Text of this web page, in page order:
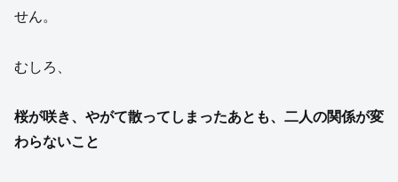
せん。
むしろ、
桜が咲き、やがて散ってしまったあとも、二人の関係が変
わらないこと